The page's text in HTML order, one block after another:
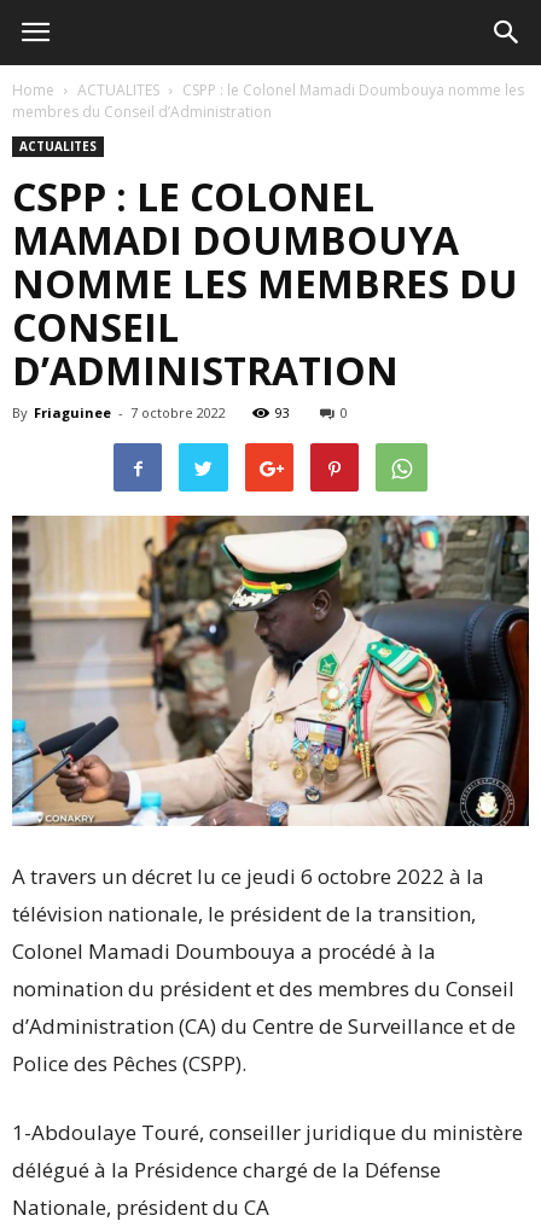
Home ACTUALITES
CSPP : le Colonel Mamadi Doumbouya nomme les
membres du Conseil d’Administration
ACTUALITES
CSPP : LE COLONEL
MAMADI DOUMBOUYA
NOMME LES MEMBRES DU
CONSEIL
D’ADMINISTRATION
By Friaguinee - 7 octobre 2022 93 0
A travers un décret lu ce jeudi 6 octobre 2022 à la
télévision nationale, le président de la transition,
Colonel Mamadi Doumbouya a procédé à la
nomination du président et des membres du Conseil
d’Administration (CA) du Centre de Surveillance et de
Police des Pêches (CSPP).
1-Abdoulaye Touré, conseiller juridique du ministère
délégué à la Présidence chargé de la Défense
Nationale, président du CA